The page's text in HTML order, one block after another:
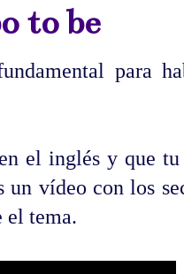
to be
para
el inglés y que
vídeo con los
el tema.